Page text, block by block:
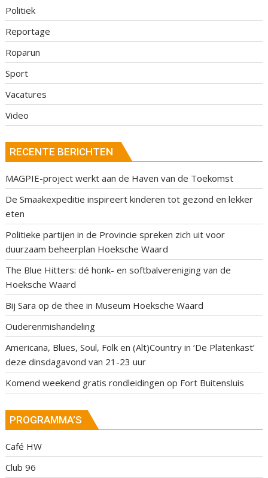
Politiek
Reportage
Roparun
Sport
Vacatures
Video
RECENTE BERICHTEN
MAGPIE-project werkt aan de Haven van de Toekomst
De Smaakexpeditie inspireert kinderen tot gezond en lekker
eten
Politieke partijen in de Provincie spreken zich uit voor
duurzaam beheerplan Hoeksche Waard
The Blue Hitters: dé honk- en softbalvereniging van de
Hoeksche Waard
Bij Sara op de thee in Museum Hoeksche Waard
Ouderenmishandeling
Americana, Blues, Soul, Folk en (Alt)Country in ‘De Platenkast’
deze dinsdagavond van 21-23 uur
Komend weekend gratis rondleidingen op Fort Buitensluis
PROGRAMMA’S
Café HW
Club 96